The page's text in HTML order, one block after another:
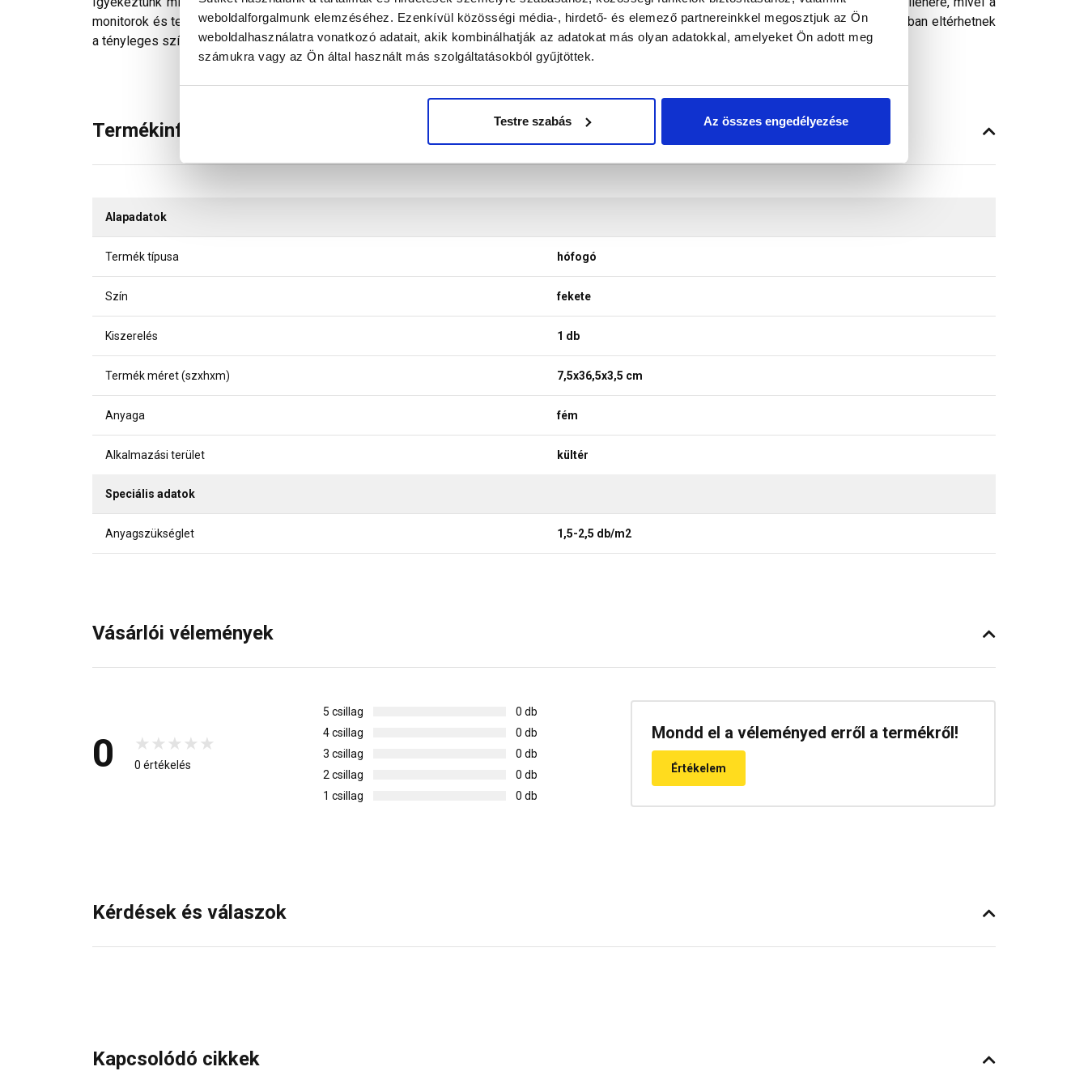
weboldalforgalmunk elemzéséhez. Ezenkívül közösségi média-, hirdető- és elemező partnereinkkel megosztjuk az Ön
weboldalhasználatra vonatkozó adatait, akik kombinálhatják az adatokat más olyan adatokkal, amelyeket Ön adott meg
számukra vagy az Ön által használt más szolgáltatásokból gyűjtöttek.
Testre szabás Az összes engedélyezése
monitorok és telefonok kijelzőin megjelenő színek a legtöbb esetben nem tükrözik 100%-ban a valóságot, a képeken látható színek árnyalataikban eltérhetnek
a tényleges színektől.
Termékinformáció
Alapadatok
Termék típusa hófogó
Szín fekete
Kiszerelés 1 db
Termék méret (szxhxm) 7,5x36,5x3,5 cm
Anyaga fém
Alkalmazási terület kültér
Speciális adatok
Anyagszükséglet 1,5-2,5 db/m2
Vásárlói vélemények
0 0 értékelés
5 csillag
0 db
4 csillag
0 db
3 csillag
0 db
2 csillag
0 db
1 csillag
0 db
Mondd el a véleményed erről a termékről!
Értékelem
Kérdések és válaszok
Kapcsolódó cikkek